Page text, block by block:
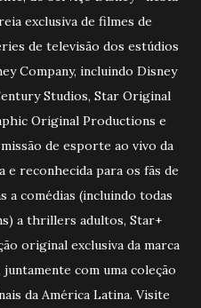
exclusiva de filmes de
de televisão dos estúdios
Company, incluindo Disney
Studios, Star Original
Original Productions e
de esporte ao vivo da
e reconhecida para os fãs de
a comédias (incluindo todas
a thrillers adultos, Star+
original exclusiva da marca
com uma coleção
da América Latina. Visite